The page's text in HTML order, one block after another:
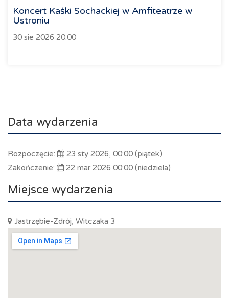
Koncert Kaśki Sochackiej w Amfiteatrze w
Ustroniu
30 sie 2026 20:00
Data wydarzenia
Rozpoczęcie:
23 sty 2026, 00:00 (piątek)
Zakończenie:
22 mar 2026 00:00 (niedziela)
Miejsce wydarzenia
Jastrzębie-Zdrój, Witczaka 3